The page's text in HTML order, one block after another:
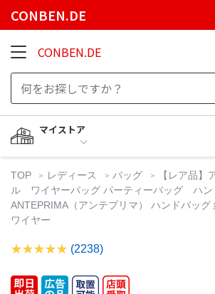
CONBEN.DE
CONBEN.DE
マイストア
TOP レディース バッグ
【レア品
ル ワイヤーバッグ パーティーバッグ ハン
ANTEPRIMA（アンテプリマ） ハンドバッグ
ワイヤー
(2238)